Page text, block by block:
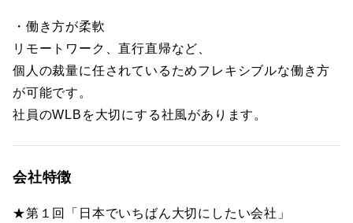
・働き方が柔軟
リモートワーク、直行直帰など、
個人の裁量に任されているためフレキシブルな働き方
が可能です。
社員のWLBを大切にする社風があります。
会社特徴
★第１回「日本でいちばん大切にしたい会社」